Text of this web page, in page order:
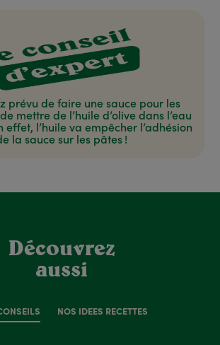
prévu de faire une sauce pour les
mettre de l’huile d’olive dans l’eau
effet, l’huile va empêcher l’adhésion
la sauce sur les pâtes !
Découvrez
aussi
NOS IDÉES RECETTES